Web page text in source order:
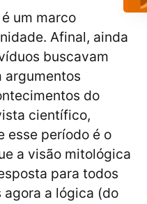
um marco
Afinal, ainda
buscavam
argumentos
do
científico,
esse período é o
a visão mitológica
para todos
agora a lógica (do